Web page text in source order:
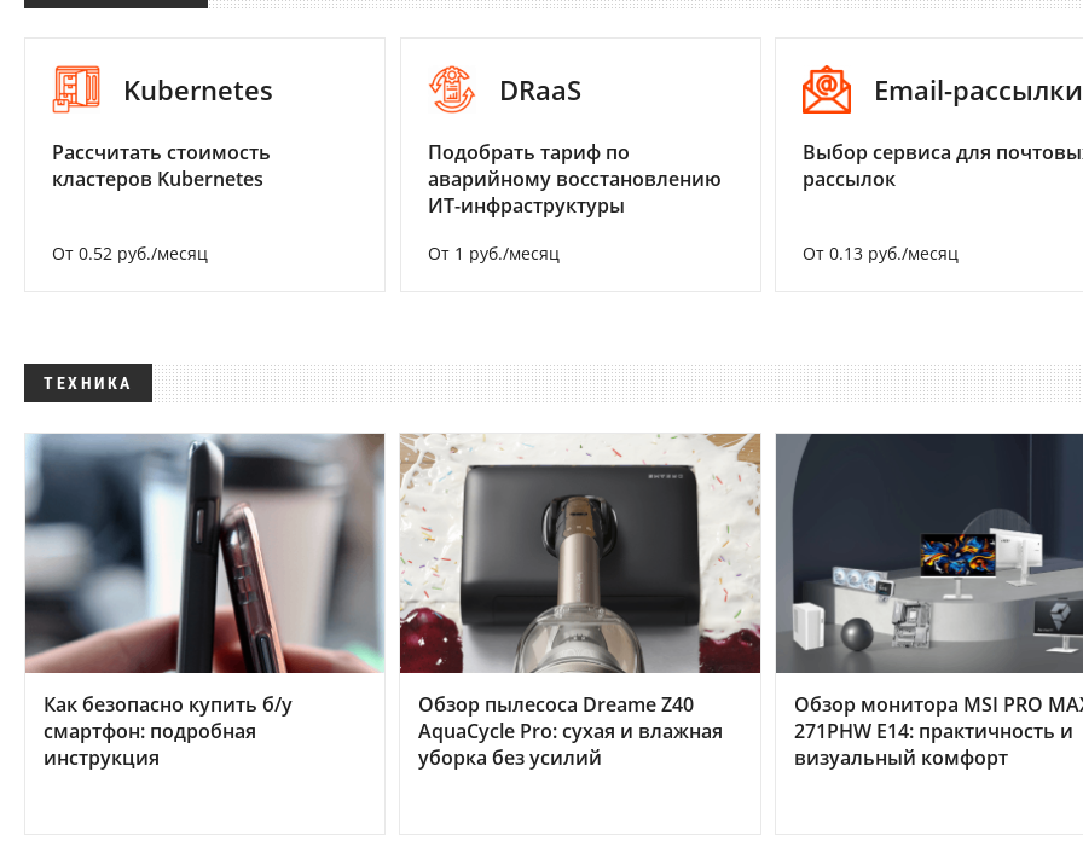
Kubernetes
Рассчитать стоимость
кластеров Kubernetes
От 0.52 руб./месяц
DRaaS
Подобрать тариф по
аварийному восстановлению
ИТ-инфраструктуры
От 1 руб./месяц
Email-рассылки
Выбор сервиса для
рассылок
От 0.13 руб./месяц
ТЕХНИКА
Как безопасно купить б/у
смартфон: подробная
инструкция
Обзор пылесоса Dreame Z40
AquaCycle Pro: сухая и влажная
уборка без усилий
Обзор монитора MSI PRO
271PHW E14: практичность и
визуальный комфорт